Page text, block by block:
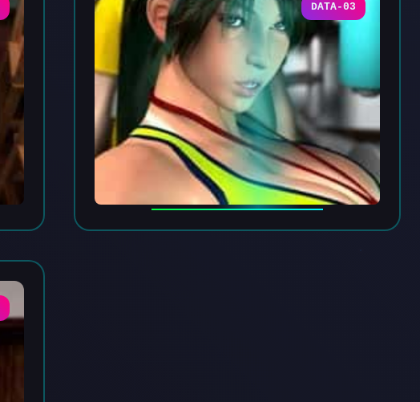
DATA-03